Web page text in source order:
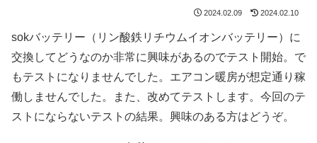
2024.02.09 2024.02.10
sokバッテリー（リン酸鉄リチウムイオンバッテリー）に
交換してどうなのか非常に興味があるのでテスト開始。で
もテストになりませんでした。エアコン暖房が想定通り稼
働しませんでした。また、改めてテストします。今回のテ
ストにならないテストの結果。興味のある方はどうぞ。